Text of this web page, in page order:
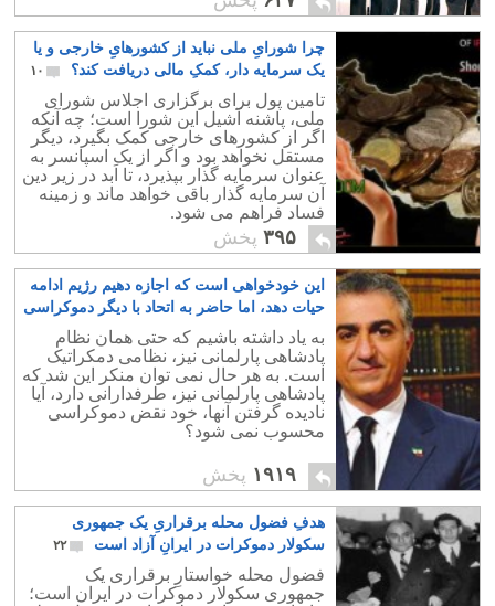
چرا شورایِ ملی نباید از کشورهایِ خارجی و یا
یک سرمایه دار، کمکِ مالی دریافت کند؟
۱۰
تامین پول برای برگزاری اجلاس شورای
ملی، پاشنه آشیل این شورا است؛ چه آنکه
اگر از کشورهای خارجی کمک بگیرد، دیگر
مستقل نخواهد بود و اگر از یک اسپانسر به
عنوان سرمایه گذار بپذیرد، تا اَبد در زیر دین
آن سرمایه گذار باقی خواهد ماند و زمینه
فساد فراهم می شود.
۳۹۵ پخش
این خودخواهی است که اجازه دهیم رژیم ادامه
حیات دهد، اما حاضر به اتحاد با دیگر دموکراسی
خواهان نباشیم!
۶۵
به یاد داشته باشیم که حتی همان نظام
پادشاهی پارلمانی نیز، نظامی دمکراتیک
است. به هر حال نمی توان منکر این شد که
پادشاهی پارلمانی نیز، طرفدارانی دارد، آیا
نادیده گرفتن آنها، خود نقض دموکراسی
محسوب نمی شود؟
۱۹۱۹ پخش
هدفِ فضول محله برقراریِ یک جمهوری
سکولار دموکرات در ایرانِ آزاد است
۲۲
فضول محله خواستارِ برقراری یک
جمهوری سکولار دموکرات در ایران است؛